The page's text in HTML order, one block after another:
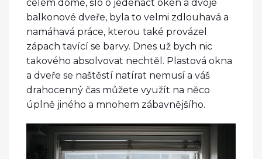
celém domě, šlo o jedenáct oken a dvoje
balkonové dveře, byla to velmi zdlouhavá a
namáhavá práce, kterou také provázel
zápach tavící se barvy. Dnes už bych nic
takového absolvovat nechtěl. Plastová okna
a dveře se naštěstí natírat nemusí a váš
drahocenný čas můžete využít na něco
úplně jiného a mnohem zábavnějšího.